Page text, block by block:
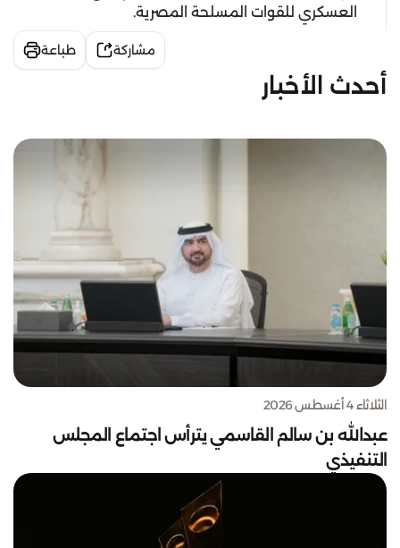
العسكري للقوات المسلحة المصرية.
مشاركة طباعة
أحدث الأخبار
الثلاثاء 4 أغسطس 2026
عبدالله بن سالم القاسمي يترأس اجتماع المجلس
التنفيذي